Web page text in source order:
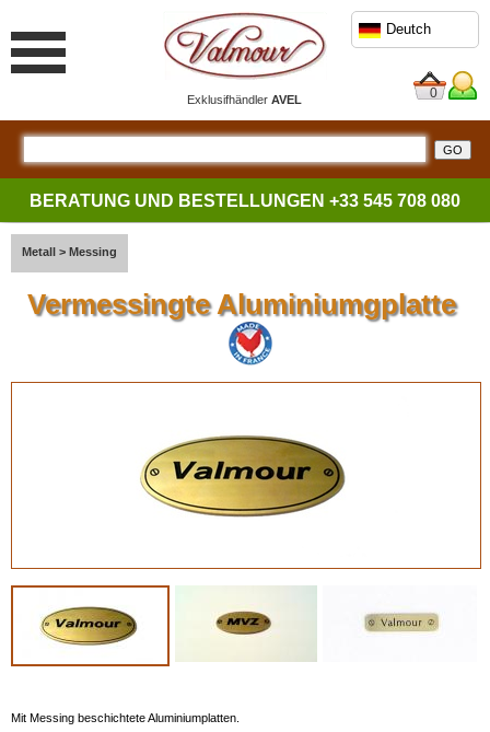
ExklusifhändlerAVEL
Deutch
0
BERATUNG UND BESTELLUNGEN +33 545 708 080
Metall > Messing
Vermessingte Aluminiumgplatte
Mit Messing beschichtete Aluminiumplatten.